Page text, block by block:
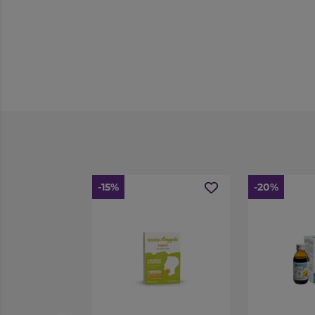
-15% -20%